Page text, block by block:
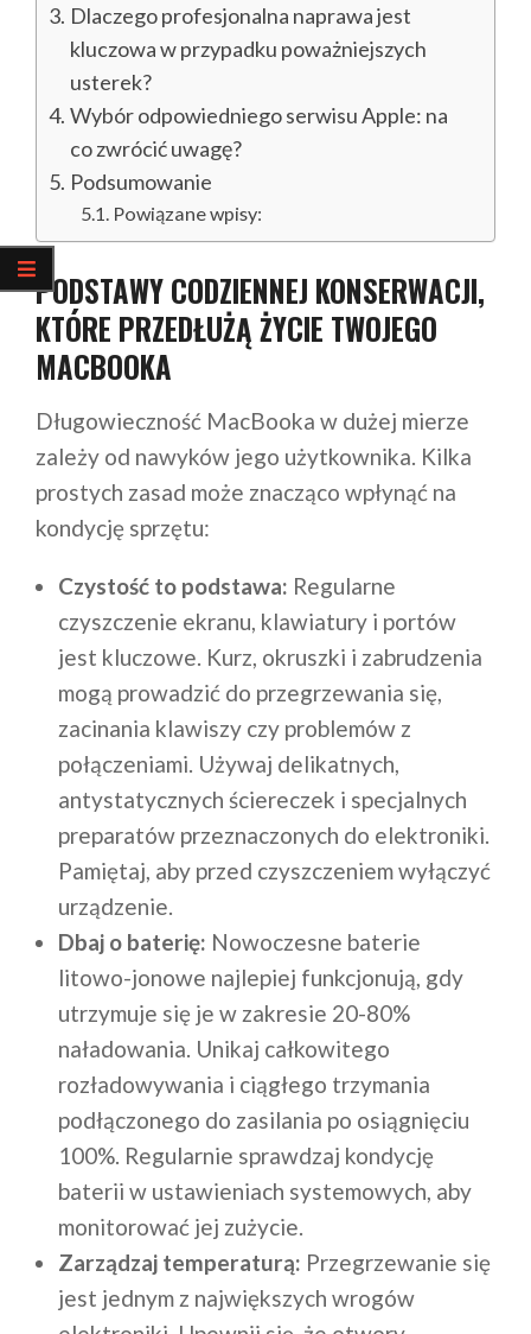
Dlaczego profesjonalna naprawa jest
kluczowa w przypadku poważniejszych
usterek?
Wybór odpowiedniego serwisu Apple: na
co zwrócić uwagę?
Podsumowanie
Powiązane wpisy:
PODSTAWY CODZIENNEJ KONSERWACJI,
KTÓRE PRZEDŁUŻĄ ŻYCIE TWOJEGO
MACBOOKA
Długowieczność MacBooka w dużej mierze
zależy od nawyków jego użytkownika. Kilka
prostych zasad może znacząco wpłynąć na
kondycję sprzętu:
Czystość to podstawa: Regularne
czyszczenie ekranu, klawiatury i portów
jest kluczowe. Kurz, okruszki i zabrudzenia
mogą prowadzić do przegrzewania się,
zacinania klawiszy czy problemów z
połączeniami. Używaj delikatnych,
antystatycznych ściereczek i specjalnych
preparatów przeznaczonych do elektroniki.
Pamiętaj, aby przed czyszczeniem wyłączyć
urządzenie.
Dbaj o baterię: Nowoczesne baterie
litowo-jonowe najlepiej funkcjonują, gdy
utrzymuje się je w zakresie 20-80%
naładowania. Unikaj całkowitego
rozładowywania i ciągłego trzymania
podłączonego do zasilania po osiągnięciu
100%. Regularnie sprawdzaj kondycję
baterii w ustawieniach systemowych, aby
monitorować jej zużycie.
Zarządzaj temperaturą: Przegrzewanie się
jest jednym z największych wrogów